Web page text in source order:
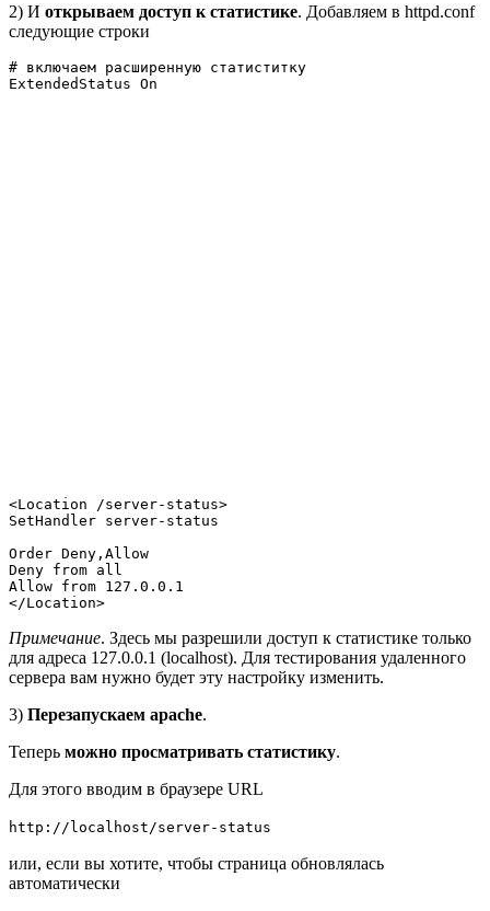
2) И открываем доступ к статистике. Добавляем в httpd.conf
следующие строки
# включаем расширенную статиститку
ExtendedStatus On
<Location /server-status>
SetHandler server-status
Order Deny,Allow
Deny from all
Allow from 127.0.0.1
</Location>
Примечание. Здесь мы разрешили доступ к статистике только
для адреса 127.0.0.1 (localhost). Для тестирования удаленного
сервера вам нужно будет эту настройку изменить.
3) Перезапускаем apache.
Теперь можно просматривать статистику.
Для этого вводим в браузере URL
http://localhost/server-status
или, если вы хотите, чтобы страница обновлялась
автоматически